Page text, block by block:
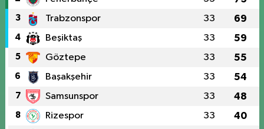
3 Trabzonspor 33 69
4 Beşiktaş 33 59
5 Göztepe 33 55
6 Başakşehir 33 54
7 Samsunspor 33 48
8 Rizespor 33 40